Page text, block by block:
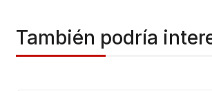
También podría